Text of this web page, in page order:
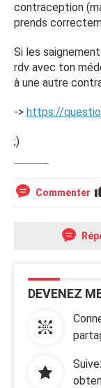
contraception
prends
Si les
rdv avec ton
à une autre
-> https://
;)
Commenter
DEVENEZ